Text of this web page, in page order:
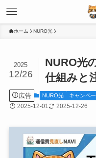
ホーム NURO光
NURO光
仕組みと
2025
12/26
広告 NURO光 キャンペ
2025-12-01 2025-12-26